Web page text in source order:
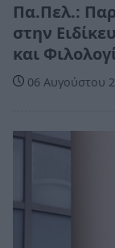
Πα.Πελ.:
στην
και
06 Αυγούστου